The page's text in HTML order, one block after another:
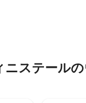
ニステール